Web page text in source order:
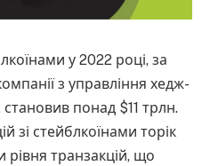
у 2022 році, за
з управління хедж-
понад $11 трлн.
зі стейблкоїнами торік
транзакцій, що